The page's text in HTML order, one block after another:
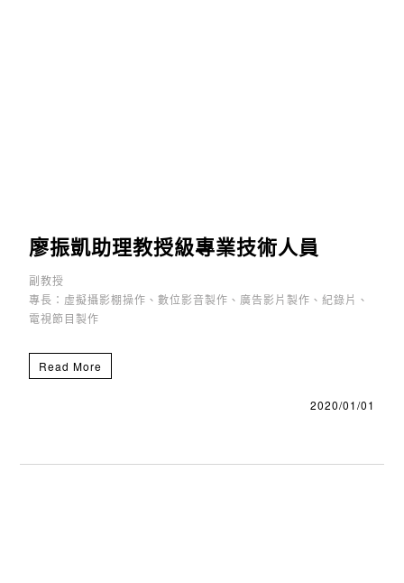
廖振凱助理教授級專業技術人員
副教授
專長：虛擬攝影棚操作、數位影音製作、廣告影片製作、紀錄片、
電視節目製作
Read More
2020/01/01